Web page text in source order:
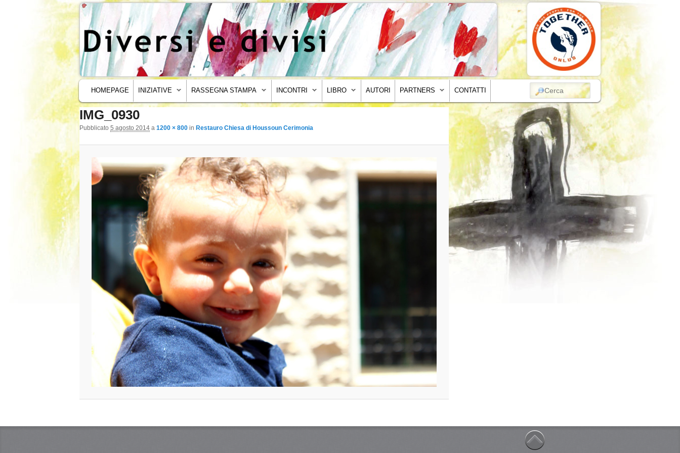
MENU PRINCIPALE
VAI AL CONTENUTO PRINCIPALE
VAI AL CONTENUTO SECONDARIO
HOMEPAGE INIZIATIVE RASSEGNA STAMPA INCONTRI LIBRO AUTORI PARTNERS CONTATTI CERCA
Navigazione immagini
IMG_0930
Pubblicato 5 agosto 2014 a 1200 × 800 in Restauro Chiesa di Houssoun Cerimonia